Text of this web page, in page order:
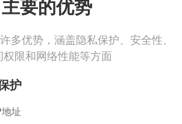
主要的优势
多优势，涵盖隐私保护、安全性、
权限和网络性能等方面
护
址